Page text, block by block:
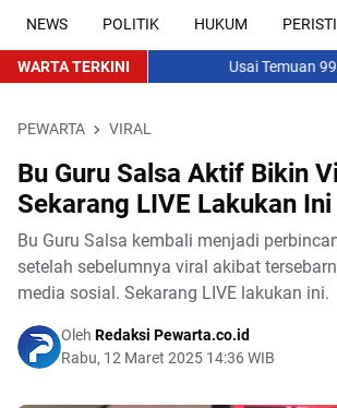
NEWS POLITIK HUKUM
WARTA TERKINI Usai Temuan 995
PEWARTA VIRAL
Bu Guru Salsa Aktif Bikin
Sekarang LIVE Lakukan Ini
Bu Guru Salsa kembali menjadi
setelah sebelumnya viral akibat
media sosial. Sekarang LIVE lakukan ini.
Oleh Redaksi Pewarta.co.id
Rabu, 12 Maret 2025 14:36 WIB